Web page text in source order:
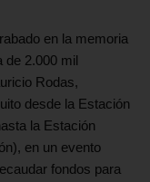
en la memoria
de 2.000 mil
Rodas,
desde la Estación
la Estación
en un evento
fondos para